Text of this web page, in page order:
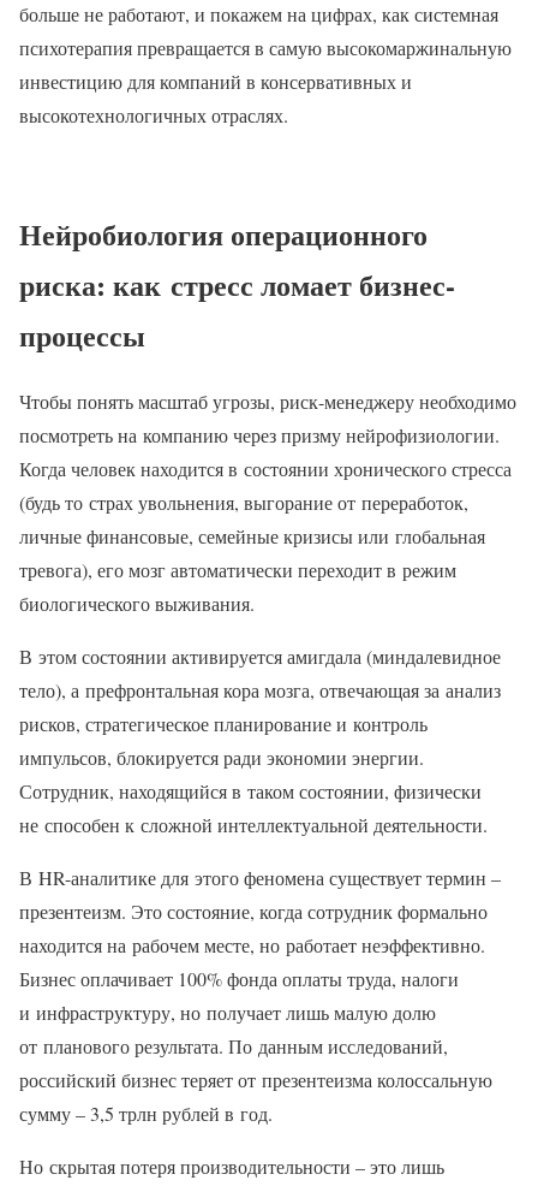
больше не работают, и покажем на цифрах, как системная
психотерапия превращается в самую высокомаржинальную
инвестицию для компаний в консервативных и
высокотехнологичных отраслях.
Нейробиология операционного
риска: как стресс ломает бизнес-
процессы
Чтобы понять масштаб угрозы, риск-менеджеру необходимо
посмотреть на компанию через призму нейрофизиологии.
Когда человек находится в состоянии хронического стресса
(будь то страх увольнения, выгорание от переработок,
личные финансовые, семейные кризисы или глобальная
тревога), его мозг автоматически переходит в режим
биологического выживания.
В этом состоянии активируется амигдала (миндалевидное
тело), а префронтальная кора мозга, отвечающая за анализ
рисков, стратегическое планирование и контроль
импульсов, блокируется ради экономии энергии.
Сотрудник, находящийся в таком состоянии, физически
не способен к сложной интеллектуальной деятельности.
В HR-аналитике для этого феномена существует термин –
презентеизм. Это состояние, когда сотрудник формально
находится на рабочем месте, но работает неэффективно.
Бизнес оплачивает 100% фонда оплаты труда, налоги
и инфраструктуру, но получает лишь малую долю
от планового результата. По данным исследований,
российский бизнес теряет от презентеизма колоссальную
сумму – 3,5 трлн рублей в год.
Но скрытая потеря производительности – это лишь